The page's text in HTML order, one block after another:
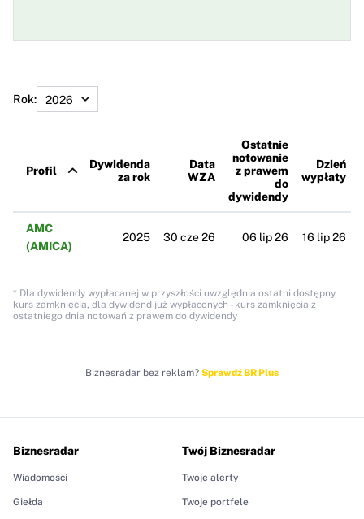
Rok:
Profil
Dywidenda
za rok
Data
WZA
Ostatnie
notowanie
z prawem
do
dywidendy
Dzień
wypłaty
AMC
(AMICA)
2025 30 cze 26 06 lip 26 16 lip 26
* Dla dywidendy wypłacanej w przyszłości uwzględnia ostatni dostępny
kurs zamknięcia, dla dywidend już wypłaconych - kurs zamknięcia z
ostatniego dnia notowań z prawem do dywidendy
Biznesradar bez reklam? Sprawdź BR Plus
Biznesradar
Wiadomości
Giełda
Twój Biznesradar
Twoje alerty
Twoje portfele